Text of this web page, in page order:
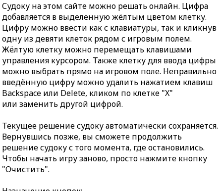
Судоку на этом сайте можно решать онлайн. Цифра
добавляется в выделенную жёлтым цветом клетку.
Цифру можно ввести как с клавиатуры, так и кликнув
одну из девяти клеток рядом с игровым полем.
Жёлтую клетку можно перемещать клавишами
управления курсором. Также клетку для ввода цифры
можно выбрать прямо на игровом поле. Неправильно
введённую цифру можно удалить нажатием клавиш
Backspace или Delete, кликом по клетке "X"
или заменить другой цифрой.
Текущее решение судоку автоматически сохраняется.
Вернувшись позже, вы сможете продолжить
решение судоку с того момента, где остановились.
Чтобы начать игру заново, просто нажмите кнопку
"Очистить".